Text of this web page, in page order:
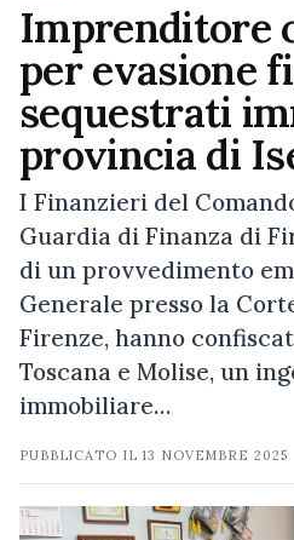
Imprenditore
per evasione
sequestrati
provincia di
I Finanzieri del
Guardia di Finanza di
di un provvedimento
Generale presso la
Firenze, hanno
Toscana e Molise, un
immobiliare…
PUBBLICATO IL13 NOVEMBRE 2025